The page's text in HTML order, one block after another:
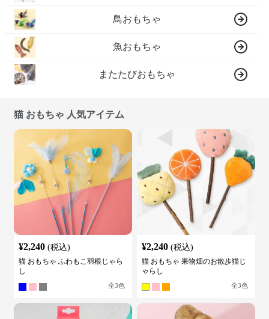
鳥おもちゃ
魚おもちゃ
またたびおもちゃ
猫 おもちゃ 人気アイテム
¥2,240 (税込)
猫 おもちゃ ふわもこ羽根じゃら
し
全3色
¥2,240 (税込)
猫 おもちゃ 果物畑のお散歩猫じ
ゃらし
全3色